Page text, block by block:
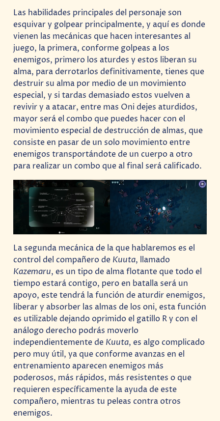
Las habilidades principales del personaje son
esquivar y golpear principalmente, y aquí es donde
vienen las mecánicas que hacen interesantes al
juego, la primera, conforme golpeas a los
enemigos, primero los aturdes y estos liberan su
alma, para derrotarlos definitivamente, tienes que
destruir su alma por medio de un movimiento
especial, y si tardas demasiado estos vuelven a
revivir y a atacar, entre mas Oni dejes aturdidos,
mayor será el combo que puedes hacer con el
movimiento especial de destrucción de almas, que
consiste en pasar de un solo movimiento entre
enemigos transportándote de un cuerpo a otro
para realizar un combo que al final será calificado.
La segunda mecánica de la que hablaremos es el
control del compañero de Kuuta, llamado
Kazemaru, es un tipo de alma flotante que todo el
tiempo estará contigo, pero en batalla será un
apoyo, este tendrá la función de aturdir enemigos,
liberar y absorber las almas de los oni, esta función
es utilizable dejando oprimido el gatillo R y con el
análogo derecho podrás moverlo
independientemente de Kuuta, es algo complicado
pero muy útil, ya que conforme avanzas en el
entrenamiento aparecen enemigos más
poderosos, más rápidos, más resistentes o que
requieren específicamente la ayuda de este
compañero, mientras tu peleas contra otros
enemigos.